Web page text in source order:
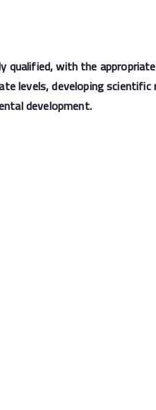
with the
levels, developing
development.